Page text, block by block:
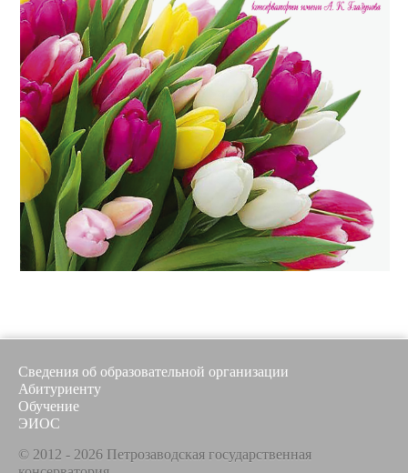
Сведения об образовательной организации
Абитуриенту
Обучение
ЭИОС
© 2012 - 2026 Петрозаводская государственная